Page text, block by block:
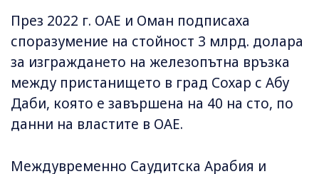
През 2022 г. ОАЕ и Оман подписаха
споразумение на стойност 3 млрд. долара
за изграждането на железопътна връзка
между пристанището в град Сохар с Абу
Даби, която е завършена на 40 на сто, по
данни на властите в ОАЕ.
Междувременно Саудитска Арабия и